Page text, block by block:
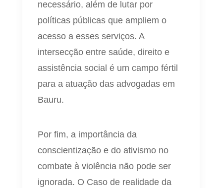
necessário, além de lutar por
políticas públicas que ampliem o
acesso a esses serviços. A
intersecção entre saúde, direito e
assistência social é um campo fértil
para a atuação das advogadas em
Bauru.
Por fim, a importância da
conscientização e do ativismo no
combate à violência não pode ser
ignorada. O Caso de realidade da